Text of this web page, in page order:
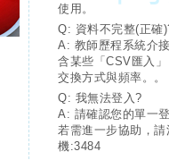
使用。
Q: 資料不完整(正確
A: 教師歷程系統介
含某些「CSV匯入
交換方式與頻率。。
Q: 我無法登入?
A: 請確認您的單一
若需進一步協助，
機:3484